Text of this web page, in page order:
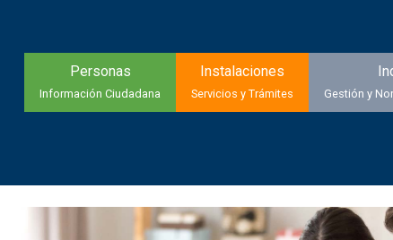
Personas
Información Ciudadana
Instalaciones
Servicios y Trámites Gestión y